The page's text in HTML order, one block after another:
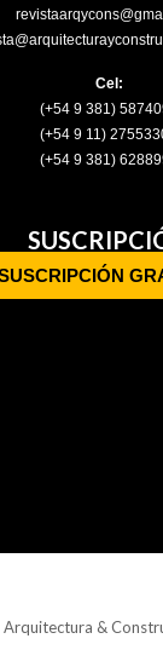
Cel:
(+54 9 381)
(+54 9 11)
(+54 9 381)
&